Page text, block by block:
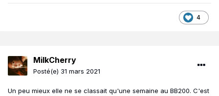
4
MilkCherry
Posté(e) 31 mars 2021
Un peu mieux elle ne se classait qu'une semaine au BB200. C'est